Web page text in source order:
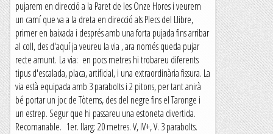
pujarem en direcció a la Paret de les Onze Hores i veurem
un camí que va a la dreta en direcció als Plecs del Llibre,
primer en baixada i després amb una forta pujada fins arribar
al coll, des d'aquí ja veureu la via , ara només queda pujar
recte amunt. La via: en pocs metres hi trobareu diferents
tipus d'escalada, placa, artificial, i una extraordinària fissura. La
via està equipada amb 3 parabolts i 2 pitons, per tant anirà
bé portar un joc de Tòtems, des del negre fins el Taronge i
un estrep. Segur que hi passareu una estoneta divertida.
Recomanable. 1er. llarg: 20 metres. V, IV+, V. 3 parabolts.